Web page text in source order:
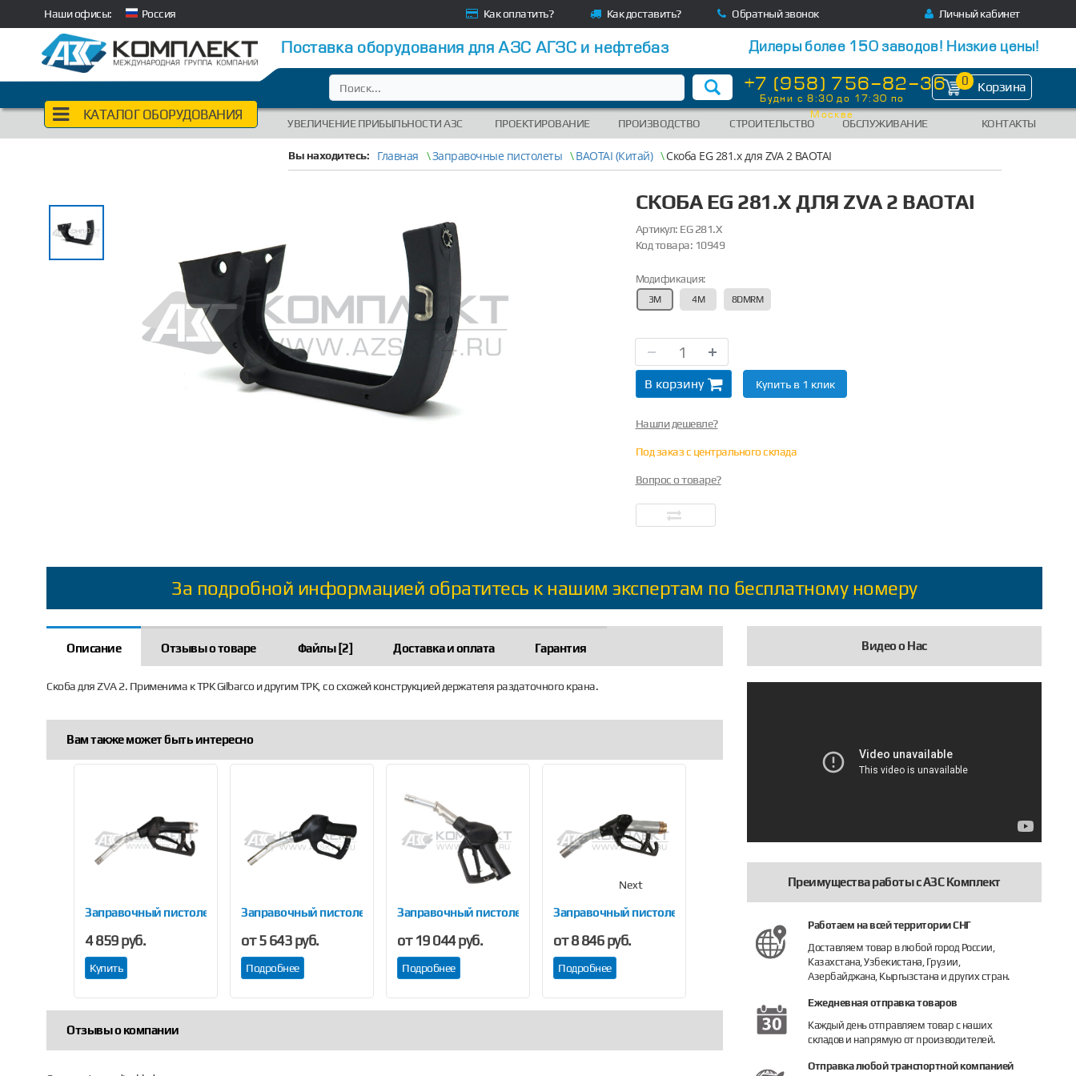
Наши офисы: Россия Как оплатить? Как доставить? Обратный звонок Личный кабинет
Поставка оборудования для АЗС АГЗС и нефтебаз Дилеры более 150 заводов! Низкие цены!
КАТАЛОГ ОБОРУДОВАНИЯ
+7 (958) 756-82-36
Будни с 8:30 до 17:30 по
Москве
0 Корзина
УВЕЛИЧЕНИЕ ПРИБЫЛЬНОСТИ АЗС ПРОЕКТИРОВАНИЕ ПРОИЗВОДСТВО СТРОИТЕЛЬСТВО ОБСЛУЖИВАНИЕ КОНТАКТЫ
Вы находитесь: Главная \Заправочные пистолеты \BAOTAI (Китай) \Скоба EG 281.х для ZVA 2 BAOTAI
СКОБА EG 281.Х ДЛЯ ZVA 2 BAOTAI
Артикул: EG 281.X
Код товара: 10949
Модификация:
3М 4М 8DMRM
В корзину Купить в 1 клик
Нашли дешевле?
Под заказ с центрального склада
Вопрос о товаре?
За подробной информацией обратитесь к нашим экспертам по бесплатному номеру
Описание Отзывы о товаре Файлы [2] Доставка и оплата Гарантия
Скоба для ZVA 2. Применима к ТРК Gilbarco и другим ТРК, со схожей конструкцией держателя раздаточного крана.
Вам также может быть интересно
ZVA SSB 25.0 BAOTAIЗаправочный пистолет ZVA BAOTAI
4 859 руб.
Купить
Заправочный пистолет ZVA2 BAOTAI
от 5 643 руб.
Подробнее
Заправочный пистолет ZVA2 GR BAOTAI
от 19 044 руб.
Подробнее
Заправочный пистолет ZVA 25 BAOTAI
от 8 846 руб.
Подробнее
24 100 руб. 5 486 руб.
Купить
Next
Отзывы о компании
Видео о Нас
Преимущества работы с АЗС Комплект
Работаем на всей территории СНГ
Доставляем товар в любой город России,
Казахстана, Узбекистана, Грузии,
Азербайджана, Кыргызстана и других стран.
Ежедневная отправка товаров
Каждый день отправляем товар с наших
складов и напрямую от производителей.
Отправка любой транспортной компанией